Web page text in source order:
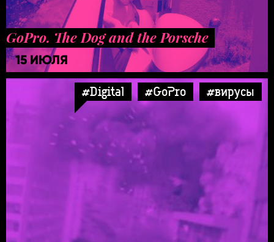
GoPro. The Dog and the Porsche
15 ИЮЛЯ
#Digital #GoPro #вирусы